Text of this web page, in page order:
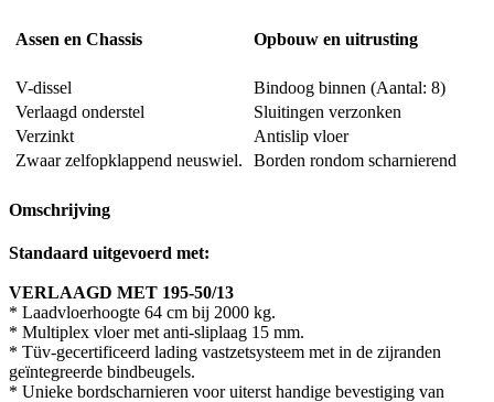
Assen en Chassis
V-dissel
Verlaagd onderstel
Verzinkt
Zwaar zelfopklappend neuswiel.
Opbouw en uitrusting
Bindoog binnen (Aantal: 8)
Sluitingen verzonken
Antislip vloer
Borden rondom scharnierend
Omschrijving
Standaard uitgevoerd met:
VERLAAGD MET 195-50/13
* Laadvloerhoogte 64 cm bij 2000 kg.
* Multiplex vloer met anti-sliplaag 15 mm.
* Tüv-gecertificeerd lading vastzetsysteem met in de zijranden
geïntegreerde bindbeugels.
* Unieke bordscharnieren voor uiterst handige bevestiging van